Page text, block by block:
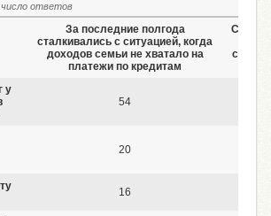
ответов
За последние полгода
сталкивались с ситуацией, когда
доходов семьи не хватало на
платежи по кредитам
С
у
54
20
16